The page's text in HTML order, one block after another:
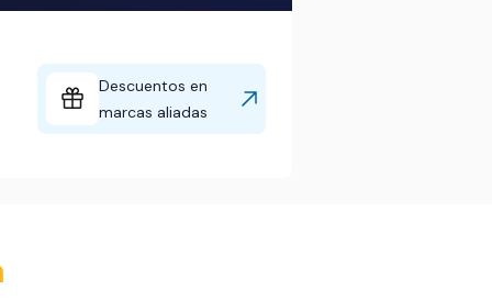
Descuentos en
marcas aliadas